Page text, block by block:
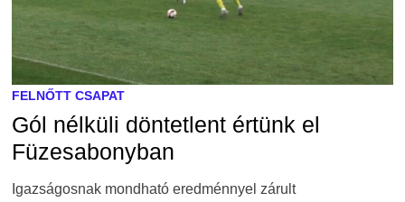
FELNŐTT CSAPAT
Gól nélküli döntetlent értünk el
Füzesabonyban
Igazságosnak mondható eredménnyel zárult